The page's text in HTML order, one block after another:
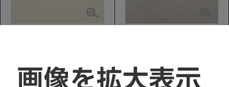
ベージュ[JJ]
グレー[JG]